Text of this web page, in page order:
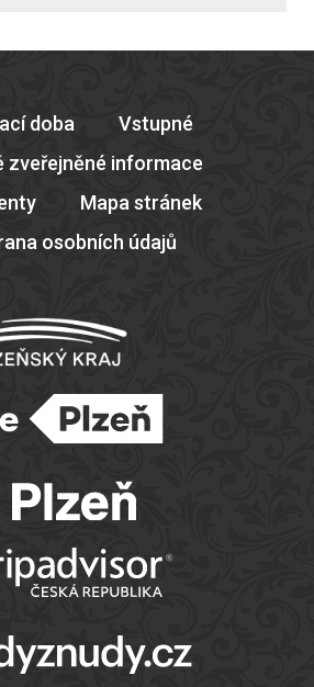
doba
Vstupné
zveřejněné informace
Mapa stránek
osobních údajů